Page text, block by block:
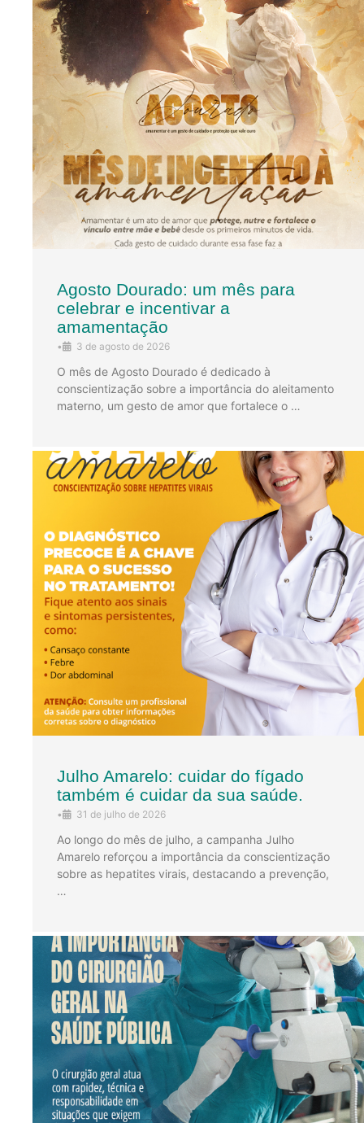
Agosto Dourado: um mês para
celebrar e incentivar a
amamentação
• 3 de agosto de 2026
O mês de Agosto Dourado é dedicado à
conscientização sobre a importância do aleitamento
materno, um gesto de amor que fortalece o …
Julho Amarelo: cuidar do fígado
também é cuidar da sua saúde.
• 31 de julho de 2026
Ao longo do mês de julho, a campanha Julho
Amarelo reforçou a importância da conscientização
sobre as hepatites virais, destacando a prevenção,
…